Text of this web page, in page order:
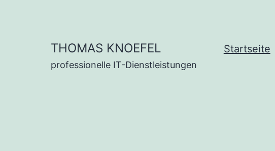
THOMAS KNOEFEL
professionelle IT-Dienstleistungen
Startseite